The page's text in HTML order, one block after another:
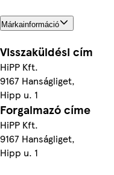
Márkainformáció
Visszaküldési cím
HiPP Kft.
9167 Hanságliget,
Hipp u. 1
Forgalmazó címe
HiPP Kft.
9167 Hanságliget,
Hipp u. 1